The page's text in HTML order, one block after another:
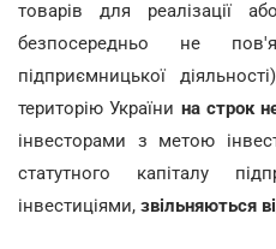
товарів для реалізації
безпосередньо не
підприємницької
територію України на строк
інвесторами з метою
статутного капіталу
інвестиціями, звільняються